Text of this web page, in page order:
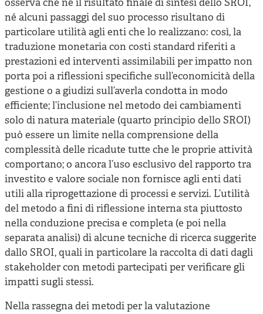
osserva che né il risultato finale di sintesi dello SROI,
né alcuni passaggi del suo processo risultano di
particolare utilità agli enti che lo realizzano: così, la
traduzione monetaria con costi standard riferiti a
prestazioni ed interventi assimilabili per impatto non
porta poi a riflessioni specifiche sull’economicità della
gestione o a giudizi sull’averla condotta in modo
efficiente; l’inclusione nel metodo dei cambiamenti
solo di natura materiale (quarto principio dello SROI)
può essere un limite nella comprensione della
complessità delle ricadute tutte che le proprie attività
comportano; o ancora l’uso esclusivo del rapporto tra
investito e valore sociale non fornisce agli enti dati
utili alla riprogettazione di processi e servizi. L’utilità
del metodo a fini di riflessione interna sta piuttosto
nella conduzione precisa e completa (e poi nella
separata analisi) di alcune tecniche di ricerca suggerite
dallo SROI, quali in particolare la raccolta di dati dagli
stakeholder con metodi partecipati per verificare gli
impatti sugli stessi.
Nella rassegna dei metodi per la valutazione